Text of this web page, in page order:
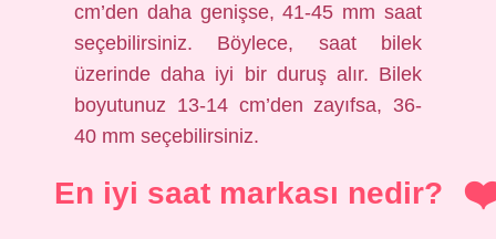
cm’den daha genişse, 41-45 mm saat
seçebilirsiniz. Böylece, saat bilek
üzerinde daha iyi bir duruş alır. Bilek
boyutunuz 13-14 cm’den zayıfsa, 36-
40 mm seçebilirsiniz.
En iyi saat markası nedir?